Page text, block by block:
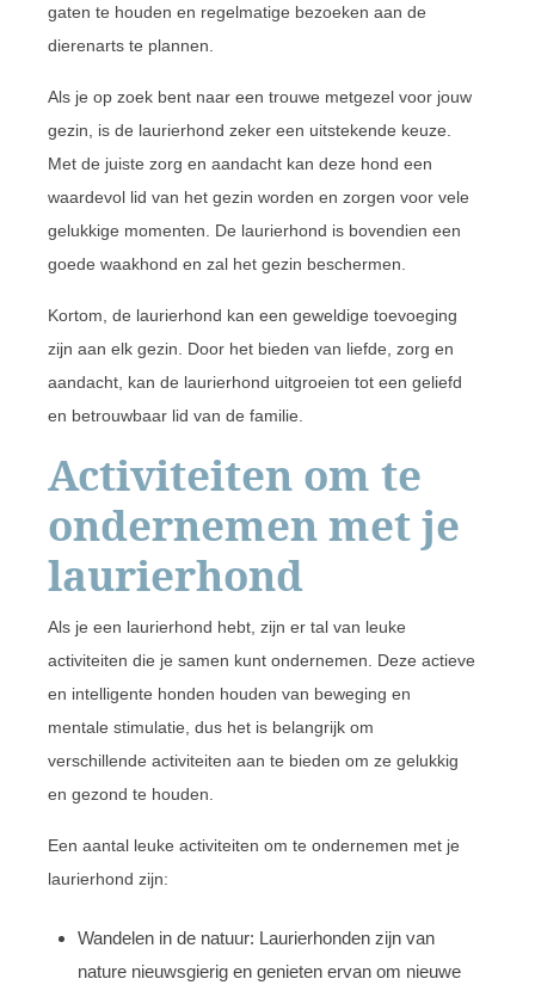
gaten te houden en regelmatige bezoeken aan de
dierenarts te plannen.
Als je op zoek bent naar een trouwe metgezel voor jouw
gezin, is de laurierhond zeker een uitstekende keuze.
Met de juiste zorg en aandacht kan deze hond een
waardevol lid van het gezin worden en zorgen voor vele
gelukkige momenten. De laurierhond is bovendien een
goede waakhond en zal het gezin beschermen.
Kortom, de laurierhond kan een geweldige toevoeging
zijn aan elk gezin. Door het bieden van liefde, zorg en
aandacht, kan de laurierhond uitgroeien tot een geliefd
en betrouwbaar lid van de familie.
Activiteiten om te
ondernemen met je
laurierhond
Als je een laurierhond hebt, zijn er tal van leuke
activiteiten die je samen kunt ondernemen. Deze actieve
en intelligente honden houden van beweging en
mentale stimulatie, dus het is belangrijk om
verschillende activiteiten aan te bieden om ze gelukkig
en gezond te houden.
Een aantal leuke activiteiten om te ondernemen met je
laurierhond zijn:
Wandelen in de natuur: Laurierhonden zijn van
nature nieuwsgierig en genieten ervan om nieuwe